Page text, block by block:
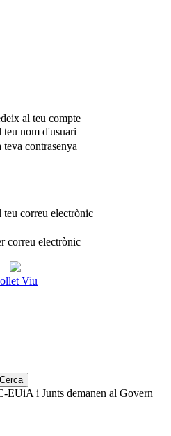
al teu compte
teu nom d'usuari
teva contrasenya
teu correu electrònic
correu electrònic
EUiA i Junts demanen al Govern